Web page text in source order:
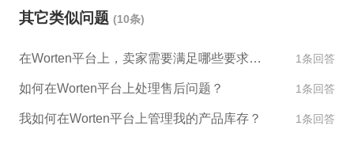
店铺 签署合同后，您将立即获得您的worten账号信
息，可以登录并开始配置您的店铺信息，包括添加商
品、设置价格、添加商品描述等。此外，您还可以开
您有所帮助。
其它类似问题 (10条)
在Worten平台上，卖家需要满足哪些要求才能销售产品？ 1条回答
如何在Worten平台上处理售后问题？ 1条回答
我如何在Worten平台上管理我的产品库存？ 1条回答